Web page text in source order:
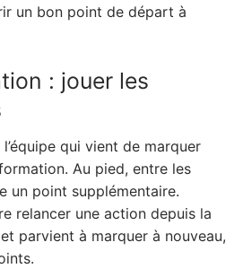
un bon point de départ à
: jouer les
qui vient de marquer
Au pied, entre les
un point supplémentaire.
relancer une action depuis la
parvient à marquer à nouveau,